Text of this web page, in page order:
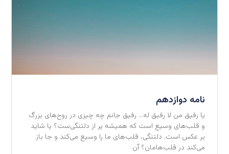
نامه دوازدهم
یا رفیق من لا رفیق له… رفیق جانم چه چیزی در روح‌های بزرگ
و قلب‌های وسیع است که همیشه پر از دلتنگی‌ست؟ یا شاید
بر عکس است. دلتنگی، قلب‌های ما را وسیع می‌کند و جا باز
می‌کند در قلب‌هامان؟ آن